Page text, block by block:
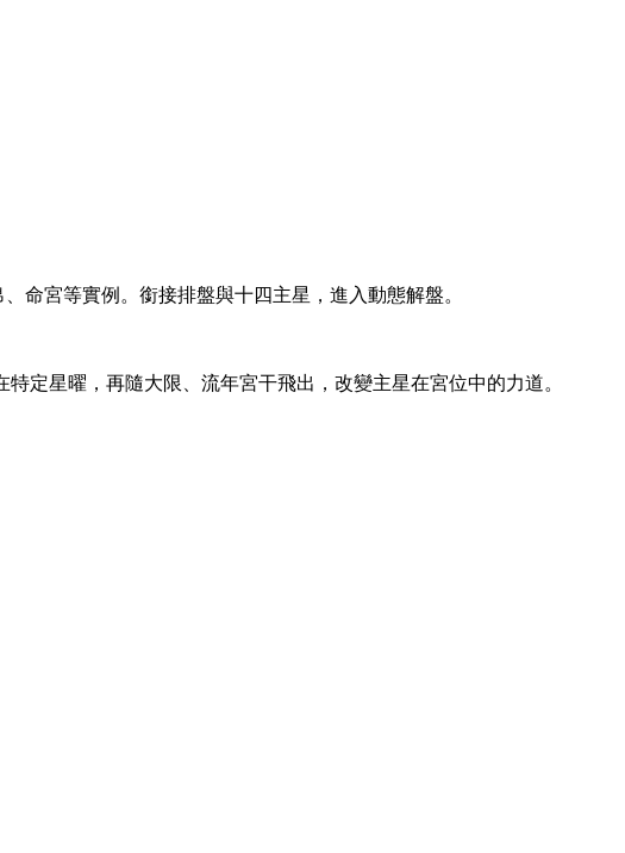
命宮等實例。銜接排盤與十四主星，進入動態解盤。
特定星曜，再隨大限、流年宮干飛出，改變主星在宮位中的力道。